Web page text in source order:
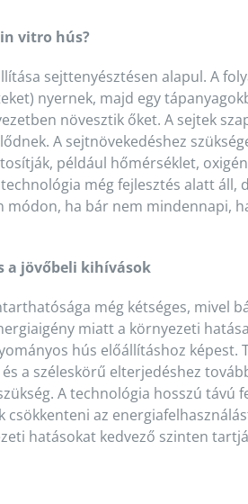
vitro hús?
sejttenyésztésen alapul. A
nyernek, majd egy
növesztik őket. A sejtek
A sejtnövekedéshez
például hőmérséklet,
még fejlesztés alatt áll,
módon, ha bár nem mindennapi,
a jövőbeli kihívások
még kétséges, mivel
miatt a környezeti
hús előállításhoz képest.
a széleskörű elterjedéshez
A technológia hosszú távú
csökkenteni az
hatásokat kedvező szinten